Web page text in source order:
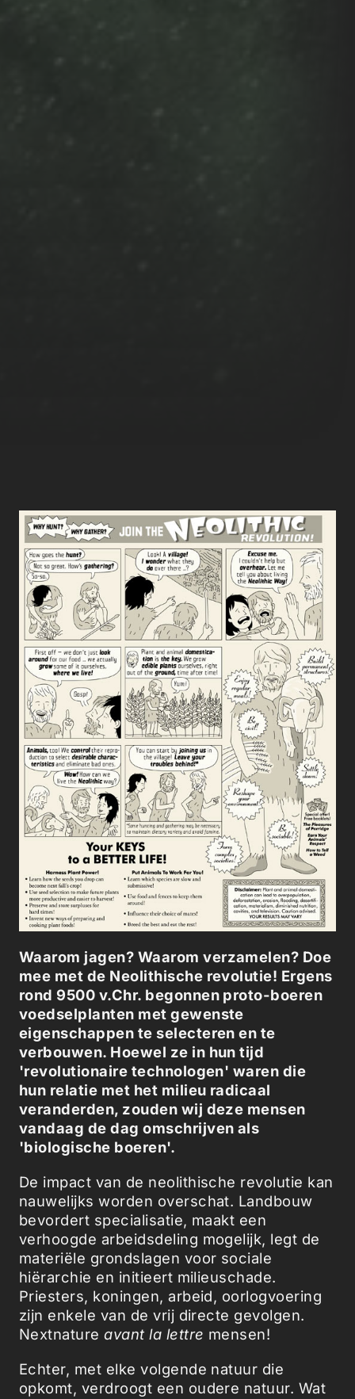
Waarom jagen? Waarom verzamelen? Doe
mee met de Neolithische revolutie! Ergens
rond 9500 v.Chr. begonnen proto-boeren
voedselplanten met gewenste
eigenschappen te selecteren en te
verbouwen. Hoewel ze in hun tijd
'revolutionaire technologen' waren die
hun relatie met het milieu radicaal
veranderden, zouden wij deze mensen
vandaag de dag omschrijven als
'biologische boeren'.
De impact van de neolithische revolutie kan
nauwelijks worden overschat. Landbouw
bevordert specialisatie, maakt een
verhoogde arbeidsdeling mogelijk, legt de
materiële grondslagen voor sociale
hiërarchie en initieert milieuschade.
Priesters, koningen, arbeid, oorlogvoering
zijn enkele van de vrij directe gevolgen.
Nextnatureavant la lettre mensen!
Echter, met elke volgende natuur die
opkomt, verdroogt een oudere natuur. Wat